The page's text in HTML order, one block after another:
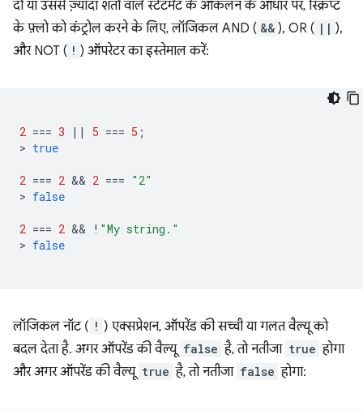
दो या उससे ज़्यादा शर्तों वाले स्टेटमेंट के आकलन के आधार पर, स्क्रिप्ट
के फ़्लो को कंट्रोल करने के लिए, लॉजिकल AND ( && ), OR ( || ),
और NOT ( ! ) ऑपरेटर का इस्तेमाल करें:
2 === 3 || 5 === 5 ;
> true
2 === 2 && 2 === "2"
> false
2 === 2 && ! "My string."
> false
लॉजिकल नॉट ( ! ) एक्सप्रेशन, ऑपरेंड की सच्ची या गलत वैल्यू को
बदल देता है. अगर ऑपरेंड की वैल्यू false है, तो नतीजा true होगा
और अगर ऑपरेंड की वैल्यू true है, तो नतीजा false होगा: